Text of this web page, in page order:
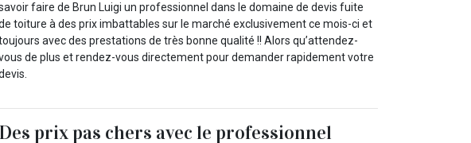
faire de Brun Luigi un professionnel dans le domaine de devis fuite
toiture à des prix imbattables sur le marché exclusivement ce mois-ci et
avec des prestations de très bonne qualité !! Alors qu’attendez-
de plus et rendez-vous directement pour demander rapidement votre
Des prix pas chers avec le professionnel